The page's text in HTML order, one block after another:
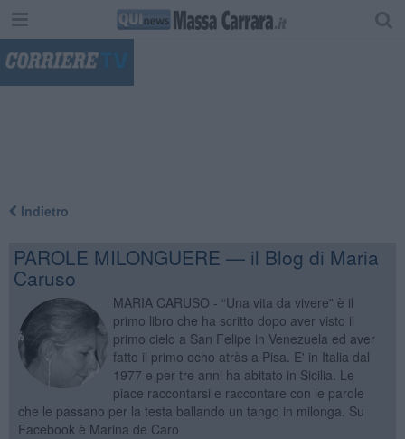
Indietro
PAROLE MILONGUERE — il Blog di Maria
Caruso
MARIA CARUSO - “Una vita da vivere” è il
primo libro che ha scritto dopo aver visto il
primo cielo a San Felipe in Venezuela ed aver
fatto il primo ocho atràs a Pisa. E' in Italia dal
1977 e per tre anni ha abitato in Sicilia. Le
piace raccontarsi e raccontare con le parole
che le passano per la testa ballando un tango in milonga. Su
Facebook è Marina de Caro